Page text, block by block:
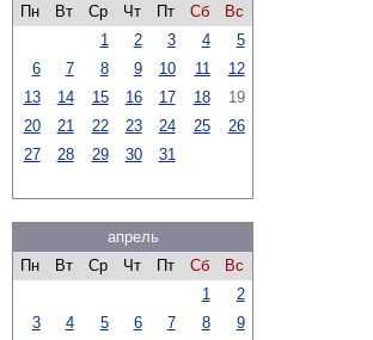
Пн
Вт Ср Чт Пт Сб
Вс
1
2 3 4
5
6
7 8 9 10 11
12
13
14 15 16 17 18
19
20
21 22 23 24 25
26
27
28 29 30 31
апрель
Пн
Вт Ср Чт Пт Сб
Вс
1
2
3
4 5 6 7 8
9